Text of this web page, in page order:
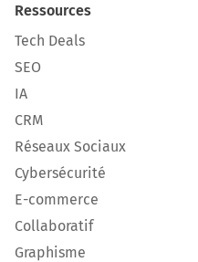
Ressources
Tech Deals
SEO
IA
CRM
Réseaux Sociaux
Cybersécurité
E-commerce
Collaboratif
Graphisme